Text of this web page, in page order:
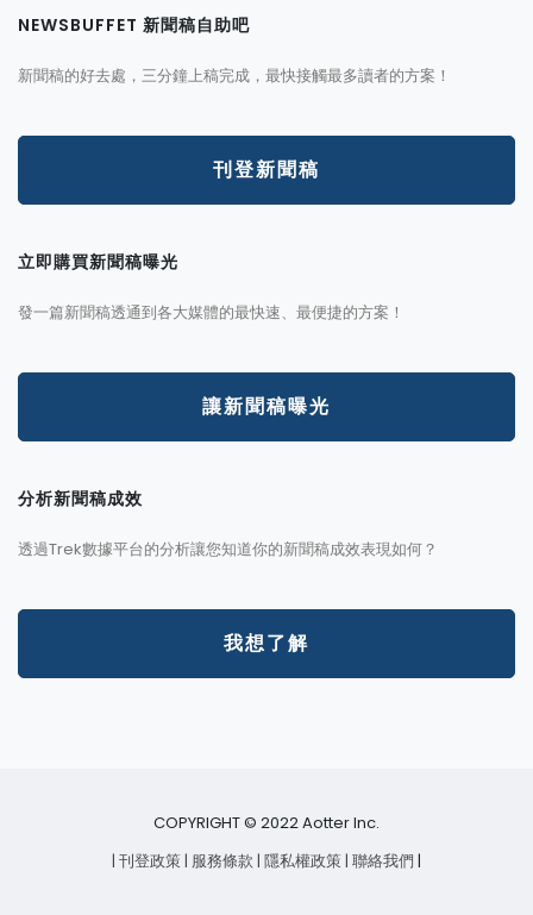
NEWSBUFFET 新聞稿自助吧
新聞稿的好去處，三分鐘上稿完成，最快接觸最多讀者的方案！
刊登新聞稿
立即購買新聞稿曝光
發一篇新聞稿透通到各大媒體的最快速、最便捷的方案！
讓新聞稿曝光
分析新聞稿成效
透過Trek數據平台的分析讓您知道你的新聞稿成效表現如何？
我想了解
COPYRIGHT © 2022 Aotter Inc.
| 刊登政策| 服務條款 | 隱私權政策| 聯絡我們 |